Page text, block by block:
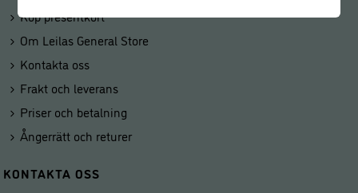
Köp presentkort
Om Leilas General Store
Kontakta oss
Frakt och leverans
Priser och betalning
Ångerrätt och returer
KONTAKTA OSS